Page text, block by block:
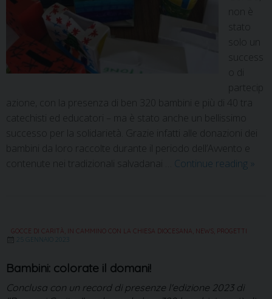
non è
stato
solo un
success
o di
partecip
azione, con la presenza di ben 320 bambini e più di 40 tra
catechisti ed educatori – ma è stato anche un bellissimo
successo per la solidarietà. Grazie infatti alle donazioni dei
bambini da loro raccolte durante il periodo dell’Avvento e
contenute nei tradizionali salvadanai … Continue reading »
GOCCE DI CARITÀ IN CAMMINO CON LA CHIESA DIOCESANA NEWS PROGETTI
25 GENNAIO 2023
Bambini: colorate il domani!
Conclusa con un record di presenze l'edizione 2023 di